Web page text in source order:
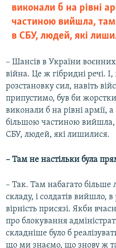
виконали б на рівні
частиною вийшла,
в СБУ, людей, які
– Шансів в України
війна. Це ж гібридні речі.
розстановку сил, навіть
припустимо, був би
виконали б на рівні армії,
більшою частиною
СБУ, людей, які лишилися.
– Там не настільки була
– Так. Там набагато більше
складу, і солдатів вийшло, в
вірність присязі. Якби
про блокування
складніше було б
що ми знаємо, що знову ж